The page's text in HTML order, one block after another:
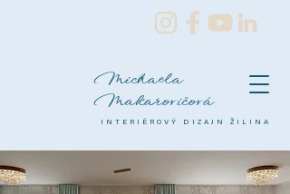
Michaela
Makarovičová
INTERIÉROVÝ DIZAJN ŽILINA